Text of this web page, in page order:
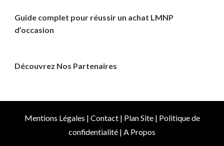
Guide complet pour réussir un achat LMNP
d’occasion
Découvrez Nos Partenaires
Mentions Légales | Contact| Plan Site| Politique de
confidentialité | A Propos